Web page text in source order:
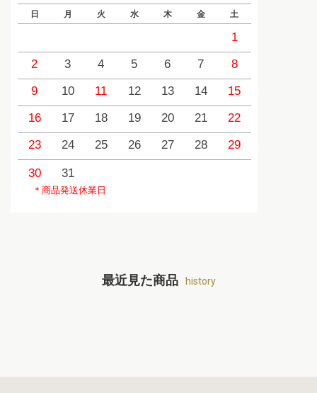
日 月 火 水 木 金 土
1
2
3 4 5 6 7
8
9
10 11 12 13 14
15
16
17 18 19 20 21
22
23
24 25 26 27 28 29
30 31
＊商品発送休業日
最近見た商品 history